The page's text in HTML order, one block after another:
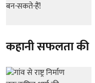
कहानी सफलता की